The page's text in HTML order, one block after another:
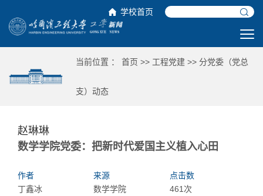
学校首页
当前位置 ： 首页 >> 工程党建 >> 分党委（党总
支）动态
赵琳琳
数学学院党委：把新时代爱国主义植入心田
作者
丁鑫冰
来源
数学学院
点击数
461次